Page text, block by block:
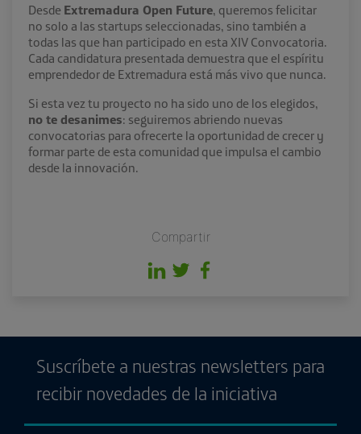
Desde Extremadura Open Future, queremos felicitar
no solo a las startups seleccionadas, sino también a
todas las que han participado en esta XIV Convocatoria.
Cada candidatura presentada demuestra que el espíritu
emprendedor de Extremadura está más vivo que nunca.
Si esta vez tu proyecto no ha sido uno de los elegidos,
no te desanimes: seguiremos abriendo nuevas
convocatorias para ofrecerte la oportunidad de crecer y
formar parte de esta comunidad que impulsa el cambio
desde la innovación.
Compartir
Suscríbete a nuestras newsletters para
recibir novedades de la iniciativa